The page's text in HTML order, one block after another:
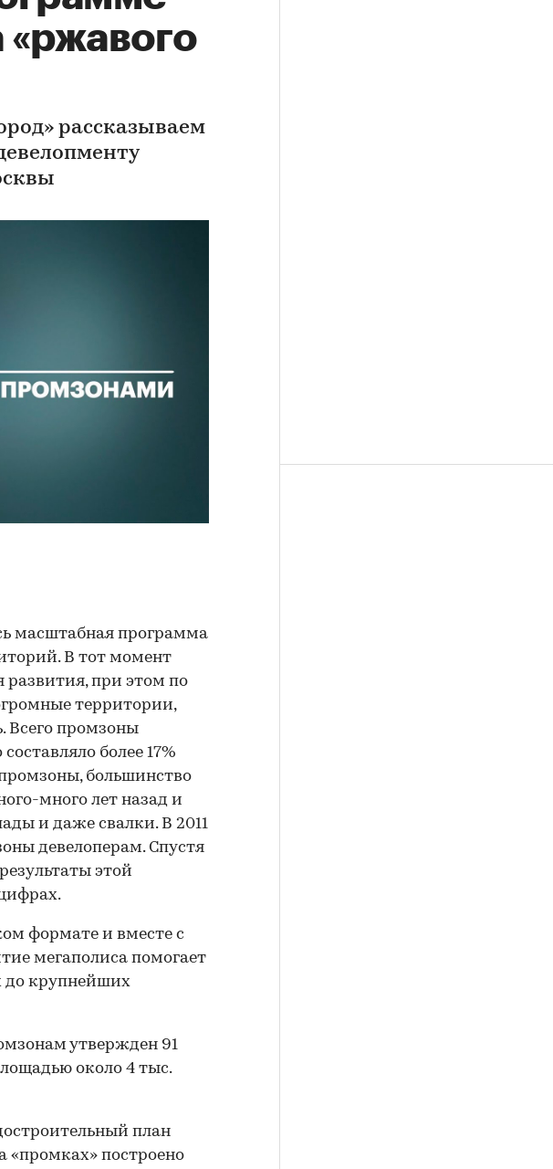
рассказываем
масштабная программа
В тот момент
развития, при этом по
территории,
Всего промзоны
более 17%
большинство
много лет назад и
и даже свалки. В 2011
девелоперам. Спустя
этой
формате и вместе с
мегаполиса помогает
до крупнейших
утвержден 91
около 4 тыс.
план
«промках» построено